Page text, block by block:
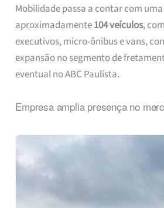
Mobilidade passa a contar com
aproximadamente104 veículos,
executivos, micro-ônibus e vans,
expansão no segmento de
eventual no ABC Paulista.
Empresa amplia presença no